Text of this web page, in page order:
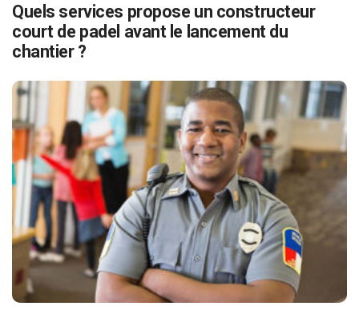
Quels services propose un constructeur
court de padel avant le lancement du
chantier ?